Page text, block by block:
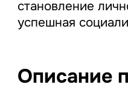
становление
успешная
Описание